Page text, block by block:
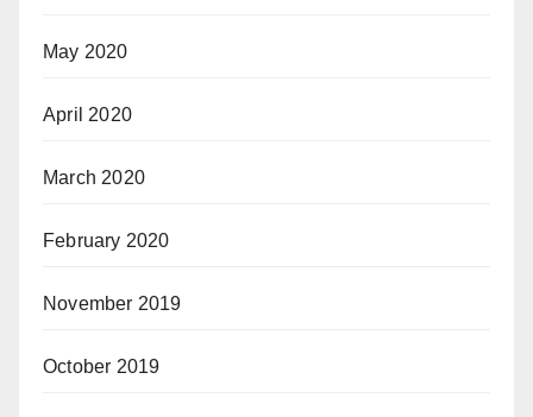
May 2020
April 2020
March 2020
February 2020
November 2019
October 2019